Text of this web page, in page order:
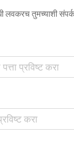
लवकरच तुमच्याशी